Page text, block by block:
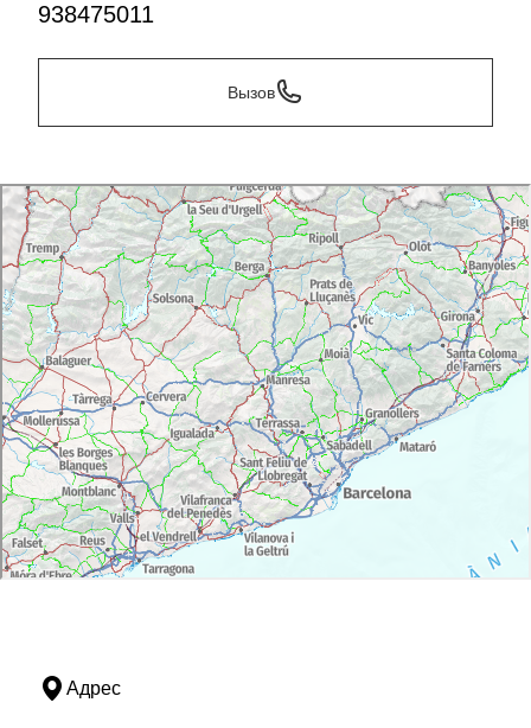
938475011
Вызов
Адрес